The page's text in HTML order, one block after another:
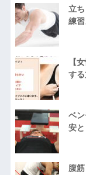
立
練
【
す
ベ
安
腹